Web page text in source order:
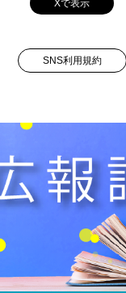
Xで表示
SNS利用規約